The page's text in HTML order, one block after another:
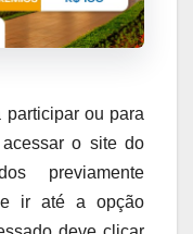
participar ou para
o site do
previamente
e ir até a opção